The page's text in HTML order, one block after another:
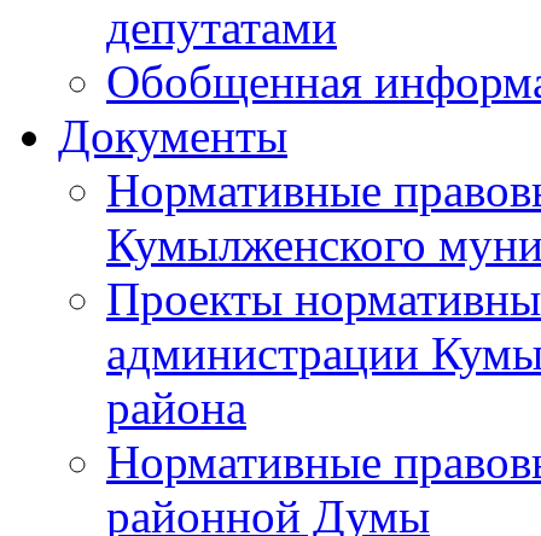
депутатами
Обобщенная
Документы
Нормативные
Кумылженского
Проекты
администрации
района
Нормативные
районной Думы